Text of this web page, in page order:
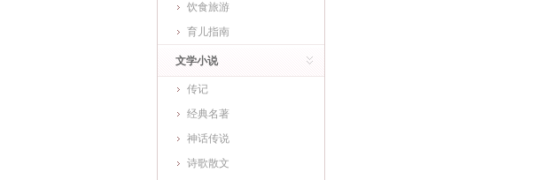
饮食旅游
育儿指南
文学小说
传记
经典名著
神话传说
诗歌散文